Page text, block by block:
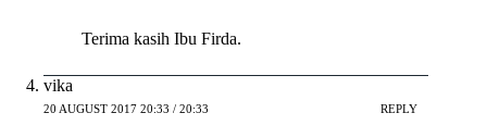
Terima kasih Ibu Firda.
vika
20 AUGUST 2017 20:33 / 20:33 REPLY